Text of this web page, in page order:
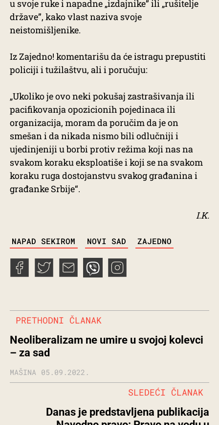
u svoje ruke i napadne „izdajnike” ili „rušitelje
države”, kako vlast naziva svoje
neistomišljenike.
Iz Zajedno! komentarišu da će istragu prepustiti
policiji i tužilaštvu, ali i poručuju:
„Ukoliko je ovo neki pokušaj zastrašivanja ili
pacifikovanja opozicionih pojedinaca ili
organizacija, moram da poručim da je on
smešan i da nikada nismo bili odlučniji i
ujedinjeniji u borbi protiv režima koji nas na
svakom koraku eksploatiše i koji se na svakom
koraku ruga dostojanstvu svakog građanina i
građanke Srbije“.
I.K.
NAPAD SEKIROM NOVI SAD ZAJEDNO
PRETHODNI ČLANAK
Neoliberalizam ne umire u svojoj kolevci
– za sad
MAŠINA 05.09.2022.
Danas je predstavljena publikacija
SLEDEĆI ČLANAK